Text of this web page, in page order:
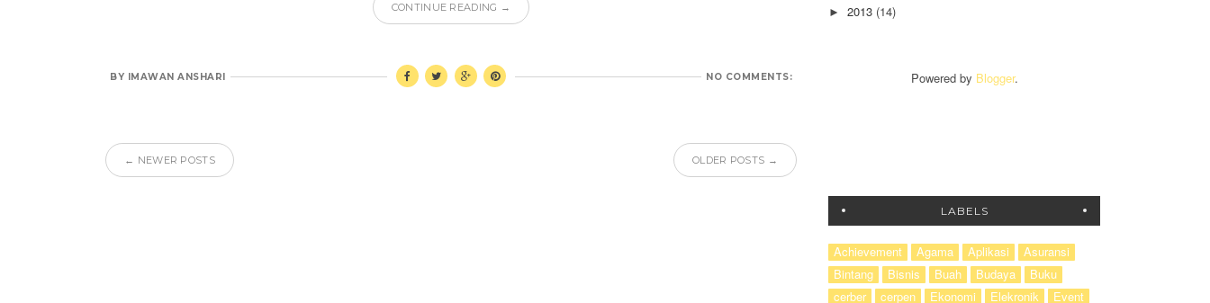
CONTINUE READING →
NO COMMENTS:
BY IMAWAN ANSHARI
← NEWER POSTS OLDER POSTS →
► 2013 (14)
Powered by Blogger.
LABELS
Achievement Agama Aplikasi
Asuransi
Bintang
Bisnis Buah Budaya
Buku
cerber
cerpen Ekonomi Elekronik Event